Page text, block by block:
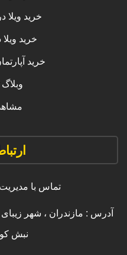
خرید ویلا
خرید
خرید
تماس با مدیریت : ۳۸ ۲۲۲۲۲
آدرس : مازندران ، شهر
نبش